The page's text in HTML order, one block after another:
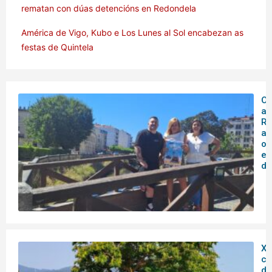
rematan con dúas detencións en Redondela
América de Vigo, Kubo e Los Lunes al Sol encabezan as
festas de Quintela
O
o